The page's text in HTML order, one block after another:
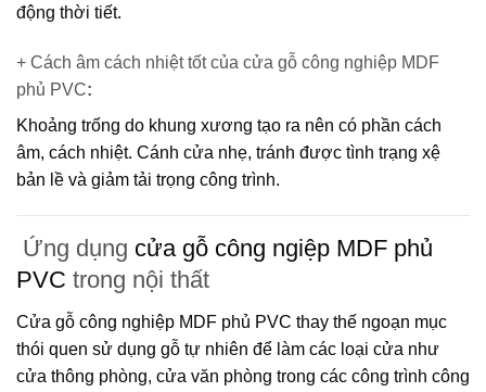
động thời tiết.
+ Cách âm cách nhiệt tốt của cửa gỗ công nghiệp MDF
phủ PVC:
Khoảng trống do khung xương tạo ra nên có phần cách
âm, cách nhiệt. Cánh cửa nhẹ, tránh được tình trạng xệ
bản lề và giảm tải trọng công trình.
Ứng dụng cửa gỗ công ngiệp MDF phủ
PVC trong nội thất
Cửa gỗ công nghiệp MDF phủ PVC thay thế ngoạn mục
thói quen sử dụng gỗ tự nhiên để làm các loại cửa như
cửa thông phòng, cửa văn phòng trong các công trình công